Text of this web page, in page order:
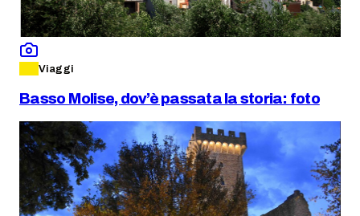
Viaggi
Basso Molise, dov’è passata la storia: foto